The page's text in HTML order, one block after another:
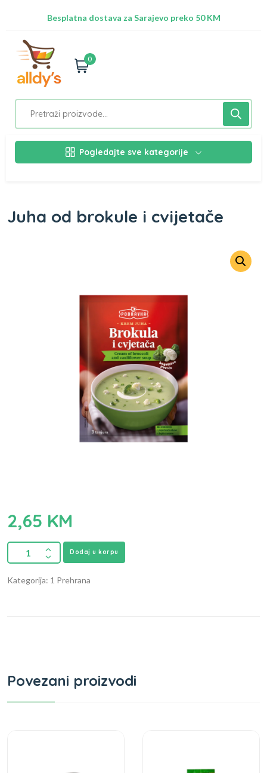
Besplatna dostava za Sarajevo preko 50 KM
0
Pogledajte sve kategorije
Juha od brokule i cvijetače
2,65 KM
Dodaj u korpu
Kategorija: 1 Prehrana
Povezani proizvodi